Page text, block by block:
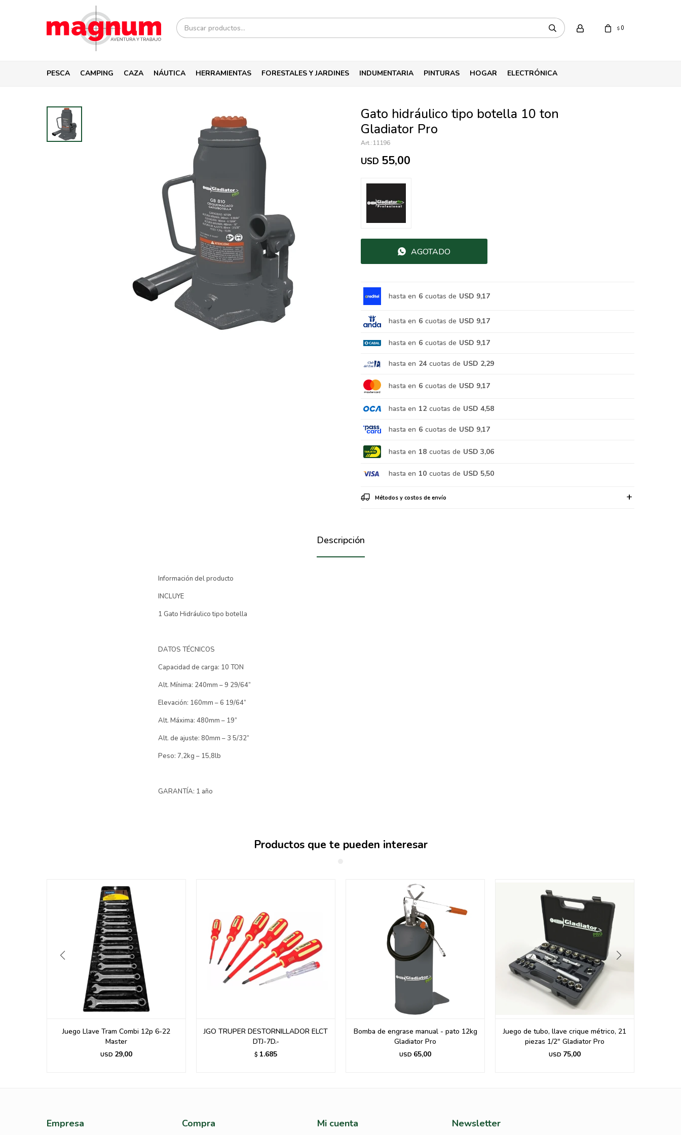
PESCA CAMPING CAZA NÁUTICA HERRAMIENTAS FORESTALES Y JARDINES INDUMENTARIA PINTURAS HOGAR ELECTRÓNICA
$ 0
Gato hidráulico tipo botella 10 ton
Gladiator Pro
11196
USD 55,00
AGOTADO
hasta en 6 cuotas de USD 9,17
hasta en 6 cuotas de USD 9,17
hasta en 6 cuotas de USD 9,17
hasta en 24 cuotas de USD 2,29
hasta en 6 cuotas de USD 9,17
hasta en 12 cuotas de USD 4,58
hasta en 6 cuotas de USD 9,17
hasta en 18 cuotas de USD 3,06
hasta en 10 cuotas de USD 5,50
Métodos y costos de envío
Descripción
Información del producto
INCLUYE
1 Gato Hidráulico tipo botella
DATOS TÉCNICOS
Capacidad de carga: 10 TON
Alt. Mínima: 240mm – 9 29/64”
Elevación: 160mm – 6 19/64”
Alt. Máxima: 480mm – 19”
Alt. de ajuste: 80mm – 3 5/32”
Peso: 7,2kg – 15,8lb
GARANTÍA: 1 año
Productos que te pueden interesar
Juego Llave Tram Combi 12p 6-22
Master
USD 29,00
JGO TRUPER DESTORNILLADOR ELCT
DTJ-7D.-
$ 1.685
Bomba de engrase manual - pato 12kg
Gladiator Pro
USD 65,00
Juego de tubo, llave crique métrico, 21
piezas 1/2" Gladiator Pro
USD 75,00
Empresa Compra Mi cuenta Newsletter